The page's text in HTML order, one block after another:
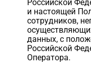
Российской
и настоящей
сотрудников,
данных, с
Российской
Оператора.